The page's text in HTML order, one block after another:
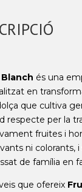
és una
en
que cultiva
respecte per la
fruites i
ni colorants,
de família en
que ofereix